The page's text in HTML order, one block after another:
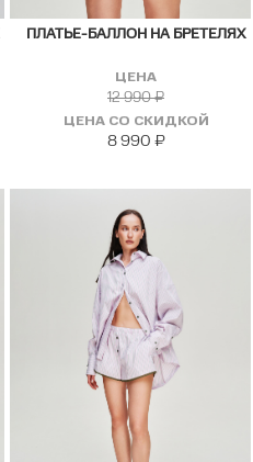
ПЛАТЬЕ-БАЛЛОН НА БРЕТЕЛЯХ
ЦЕНА
12 990₽
ЦЕНА СО СКИДКОЙ
8 990 ₽